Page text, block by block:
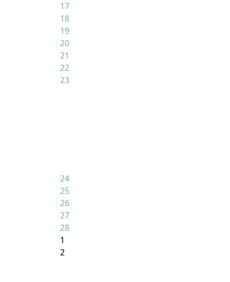
17
18
19
20
21
22
23
24
25
26
27
28
1
2